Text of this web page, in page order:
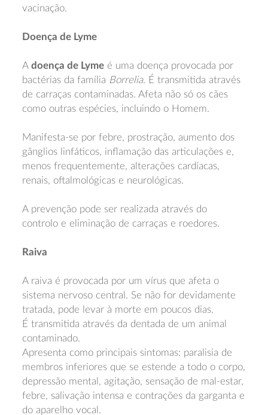
vacinação.
Doença de Lyme
Adoença de Lyme é uma doença provocada por
bactérias da família Borrelia. É transmitida através
de carraças contaminadas. Afeta não só os cães
como outras espécies, incluindo o Homem.
Manifesta-se por febre, prostração, aumento dos
gânglios linfáticos, inflamação das articulações e,
menos frequentemente, alterações cardíacas,
renais, oftalmológicas e neurológicas.
A prevenção pode ser realizada através do
controlo e eliminação de carraças e roedores.
Raiva
A raiva é provocada por um vírus que afeta o
sistema nervoso central. Se não for devidamente
tratada, pode levar à morte em poucos dias.
É transmitida através da dentada de um animal
contaminado.
Apresenta como principais sintomas: paralisia de
membros inferiores que se estende a todo o corpo,
depressão mental, agitação, sensação de mal-estar,
febre, salivação intensa e contrações da garganta e
do aparelho vocal.